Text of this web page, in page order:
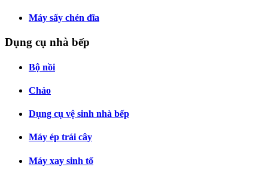
Máy sấy chén đĩa
Dụng cụ nhà bếp
Bộ nồi
Chảo
Dụng cụ vệ sinh nhà bếp
Máy ép trái cây
Máy xay sinh tố